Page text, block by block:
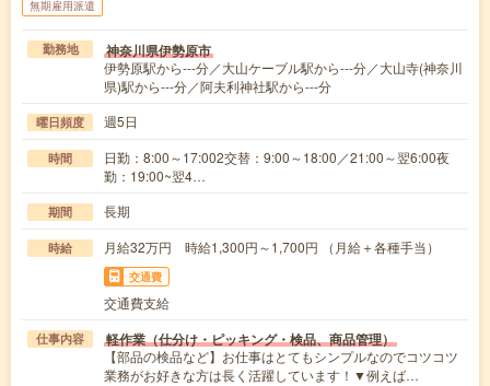
無期雇用派遣
勤務地 神奈川県伊勢原市
伊勢原駅から---分／大山ケーブル駅から---分／大山寺(神奈川
県)駅から---分／阿夫利神社駅から---分
曜日頻度 週5日
時間
日勤：8:00～17:002交替：9:00～18:00／21:00～翌6:00夜
勤：19:00~翌4…
期間 長期
時給 月給32万円 時給1,300円～1,700円 （月給＋各種手当）
交通費
交通費支給
仕事内容 軽作業（仕分け・ピッキング・検品、商品管理）
【部品の検品など】お仕事はとてもシンプルなのでコツコツ
業務がお好きな方は長く活躍しています！▼例えば…